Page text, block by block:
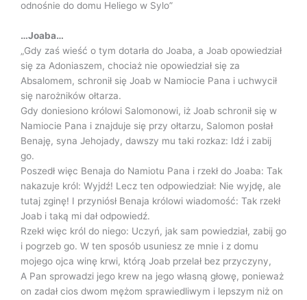
odnośnie do domu Heliego w Sylo”
…Joaba…
„Gdy zaś wieść o tym dotarła do Joaba, a Joab opowiedział
się za Adoniaszem, chociaż nie opowiedział się za
Absalomem, schronił się Joab w Namiocie Pana i uchwycił
się narożników ołtarza.
Gdy doniesiono królowi Salomonowi, iż Joab schronił się w
Namiocie Pana i znajduje się przy ołtarzu, Salomon posłał
Benaję, syna Jehojady, dawszy mu taki rozkaz: Idź i zabij
go.
Poszedł więc Benaja do Namiotu Pana i rzekł do Joaba: Tak
nakazuje król: Wyjdź! Lecz ten odpowiedział: Nie wyjdę, ale
tutaj zginę! I przyniósł Benaja królowi wiadomość: Tak rzekł
Joab i taką mi dał odpowiedź.
Rzekł więc król do niego: Uczyń, jak sam powiedział, zabij go
i pogrzeb go. W ten sposób usuniesz ze mnie i z domu
mojego ojca winę krwi, którą Joab przelał bez przyczyny,
A Pan sprowadzi jego krew na jego własną głowę, ponieważ
on zadał cios dwom mężom sprawiedliwym i lepszym niż on